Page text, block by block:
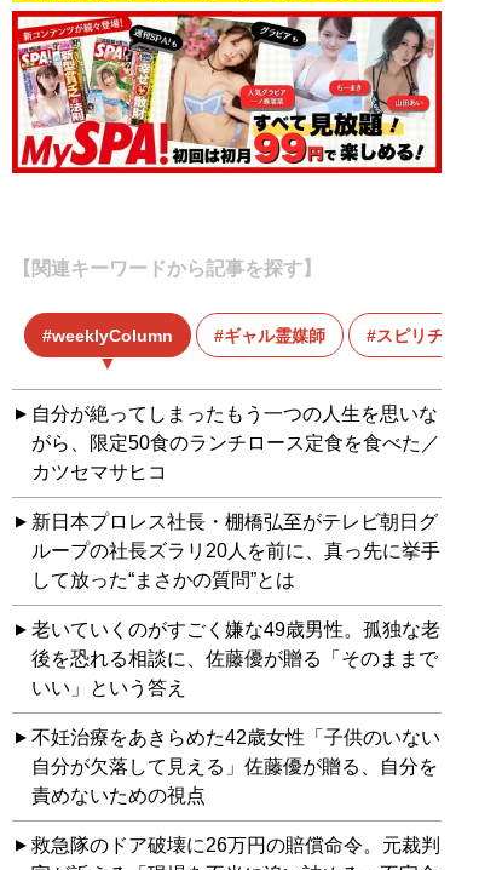
【関連キーワードから記事を探す】
weeklyColumn ギャル霊媒師 スピリチュア
自分が絶ってしまったもう一つの人生を思いな
がら、限定50食のランチロース定食を食べた／
カツセマサヒコ
新日本プロレス社長・棚橋弘至がテレビ朝日グ
ループの社長ズラリ20人を前に、真っ先に挙手
して放った“まさかの質問”とは
老いていくのがすごく嫌な49歳男性。孤独な老
後を恐れる相談に、佐藤優が贈る「そのままで
いい」という答え
不妊治療をあきらめた42歳女性「子供のいない
自分が欠落して見える」佐藤優が贈る、自分を
責めないための視点
救急隊のドア破壊に26万円の賠償命令。元裁判